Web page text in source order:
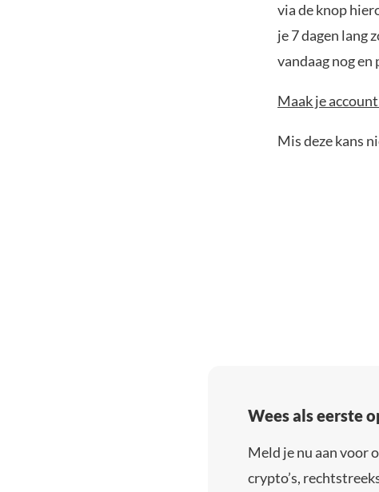
via de knop
je 7 dagen lang
vandaag nog
Maak je
Mis deze kans
Wees als eerste
Meld je nu aan voor
crypto’s,